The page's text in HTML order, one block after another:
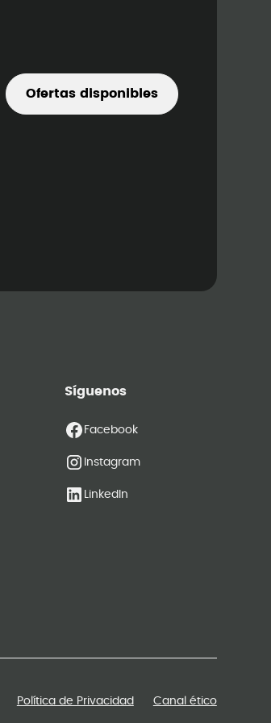
Ofertas disponibles
Síguenos
Facebook
Instagram
LinkedIn
Política de Privacidad Canal ético